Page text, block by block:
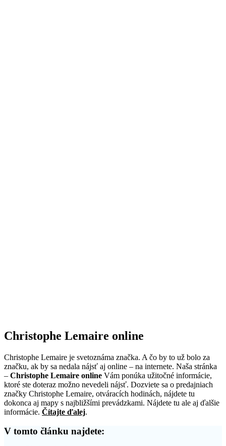
Christophe Lemaire online
Christophe Lemaire je svetoznáma značka. A čo by to už bolo za
značku, ak by sa nedala nájsť aj online – na internete. Naša stránka
– Christophe Lemaire online Vám ponúka užitočné informácie,
ktoré ste doteraz možno nevedeli nájsť. Dozviete sa o predajniach
značky Christophe Lemaire, otváracích hodinách, nájdete tu
dokonca aj mapy s najbližšími prevádzkami. Nájdete tu ale aj ďalšie
informácie. Čítajte ďalej.
V tomto článku najdete: